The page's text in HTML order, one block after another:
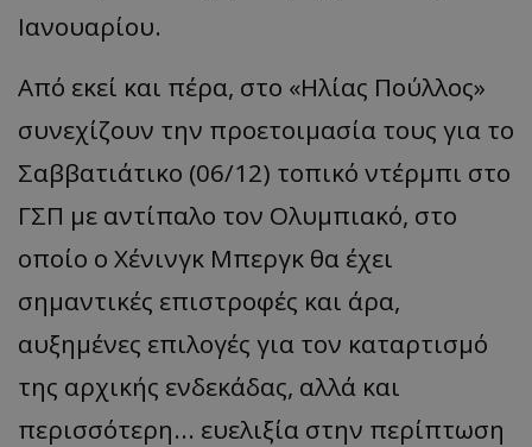
Ιανουαρίου.
Από εκεί και πέρα, στο «Ηλίας Πούλλος»
συνεχίζουν την προετοιμασία τους για το
Σαββατιάτικο (06/12) τοπικό ντέρμπι στο
ΓΣΠ με αντίπαλο τον Ολυμπιακό, στο
οποίο ο Χένινγκ Μπεργκ θα έχει
σημαντικές επιστροφές και άρα,
αυξημένες επιλογές για τον καταρτισμό
της αρχικής ενδεκάδας, αλλά και
περισσότερη... ευελιξία στην περίπτωση